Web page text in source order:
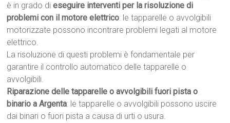
è in grado dieseguire interventi per la risoluzione di
problemi con il motore elettrico: le tapparelle o avvolgibili
motorizzate possono incontrare problemi legati al motore
elettrico.
La risoluzione di questi problemi è fondamentale per
garantire il controllo automatico delle tapparelle o
avvolgibili.
Riparazione delle tapparelle o avvolgibili fuori pista o
binario a Argenta: le tapparelle o avvolgibili possono uscire
dai binari o fuori pista a causa di urti o usura.